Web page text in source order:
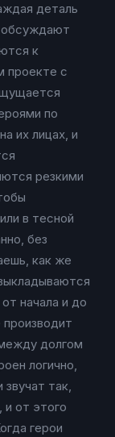
деталь
к
проекте с
по
их лицах, и
резкими
в тесной
без
как же
начала и до
долгом
логично,
так,
и от этого
герои